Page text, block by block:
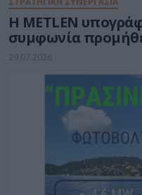
Η METLEN
συμφωνία
29.07.2026